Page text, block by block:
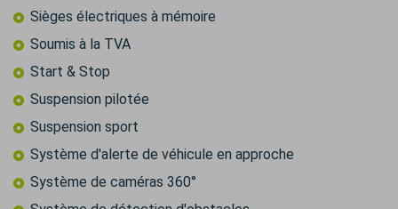
Sièges électriques à mémoire
Soumis à la TVA
Start & Stop
Suspension pilotée
Suspension sport
Système d'alerte de véhicule en approche
Système de caméras 360°